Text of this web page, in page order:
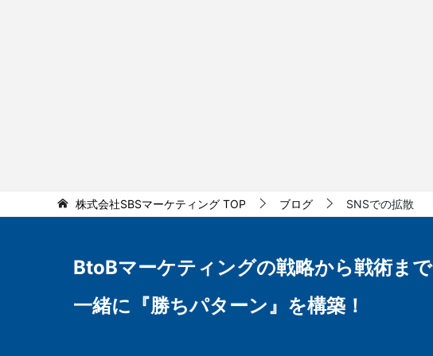
株式会社SBSマーケティング TOP ブログ SNSでの拡散
BtoBマーケティングの戦略から戦術まで
一緒に『勝ちパターン』を構築！